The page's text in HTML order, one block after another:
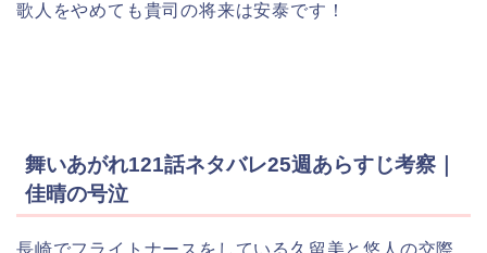
歌人をやめても貴司の将来は安泰です！
舞いあがれ121話ネタバレ25週あらすじ考察｜
佳晴の号泣